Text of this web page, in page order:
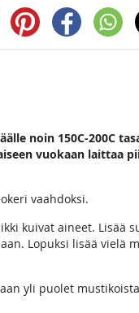
noin 150C-200C
vuokaan laittaa
vaahdoksi.
kuivat aineet. Lisää
Lopuksi lisää vielä
yli puolet